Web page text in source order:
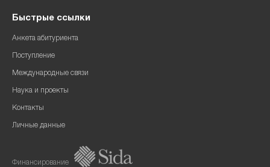
Быстрые ссылки
Анкета абитуриента
Поступление
Международные связи
Наука и проекты
Контакты
Личные данные
Финансирование